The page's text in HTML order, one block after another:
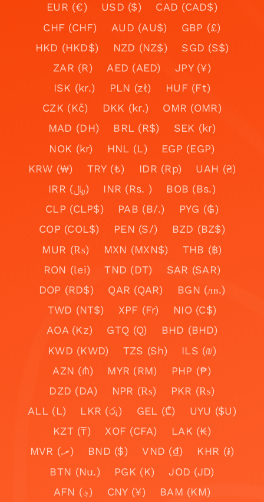
EUR (€) USD ($)
CAD (CAD$)
CHF (CHF)
AUD (AU$)
GBP (£)
HKD (HKD$)
NZD (NZ$)
SGD (S$)
ZAR (R)
AED (AED)
JPY (¥)
ISK (kr.)
PLN (zł)
HUF (Ft)
CZK (Kč)
DKK (kr.)
OMR (OMR)
MAD (DH)
BRL (R$)
SEK (kr)
NOK (kr)
HNL (L)
EGP (EGP)
KRW (₩)
TRY (₺) IDR (Rp)
UAH (₴)
IRR (﷼)
INR (Rs. )
BOB (Bs.)
CLP (CLP$)
PAB (B/.)
PYG (₲)
COP (COL$)
PEN (S/)
BZD (BZ$)
MUR (₨)
MXN (MXN$)
THB (฿)
RON (lei)
TND (DT)
SAR (SAR)
DOP (RD$)
QAR (QAR)
BGN (лв.)
TWD (NT$)
XPF (Fr)
NIO (C$)
AOA (Kz)
GTQ (Q)
BHD (BHD)
KWD (KWD)
TZS (Sh)
ILS (₪)
AZN (₼)
MYR (RM)
PHP (₱)
DZD (DA)
NPR (₨)
PKR (₨)
ALL (L)
LKR (රු) GEL (₾)
UYU ($U)
KZT (₸)
XOF (CFA)
LAK (₭)
MVR (.ރ)
BND ($) VND (₫)
KHR (៛)
BTN (Nu.)
PGK (K)
JOD (JD)
AFN (؋)
CNY (¥)
BAM (KM)